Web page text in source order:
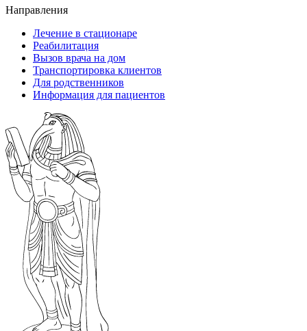
Направления
Лечение в стационаре
Реабилитация
Вызов врача на дом
Транспортировка клиентов
Для родственников
Информация для пациентов